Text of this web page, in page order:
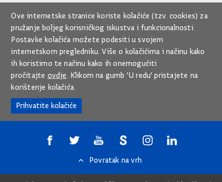
Ove internetske stranice koriste kolačiće (tzv. cookies) za
pružanje boljeg korisničkog iskustva i funkcionalnosti.
Postavke kolačića možete podesiti u svojem
internetskom pregledniku. Više o kolačićima i načinu kako
ih koristimo te načinu kako ih onemogućiti
pročitajte ovdje. Klikom na gumb 'U redu' pristajete na
korištenje kolačića.
Prihvatite kolačiće
Povratak na vrh